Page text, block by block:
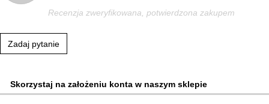
Recenzja zweryfikowana, potwierdzona zakupem
Zadaj pytanie
Skorzystaj na założeniu konta w naszym sklepie